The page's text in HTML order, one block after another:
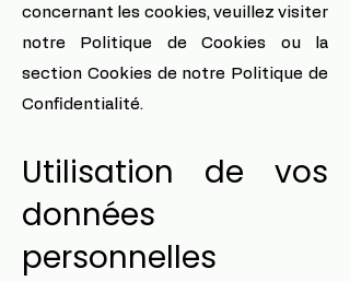
concernant les cookies, veuillez visiter
notre Politique de Cookies ou la
section Cookies de notre Politique de
Confidentialité.
Utilisation de vos
données
personnelles